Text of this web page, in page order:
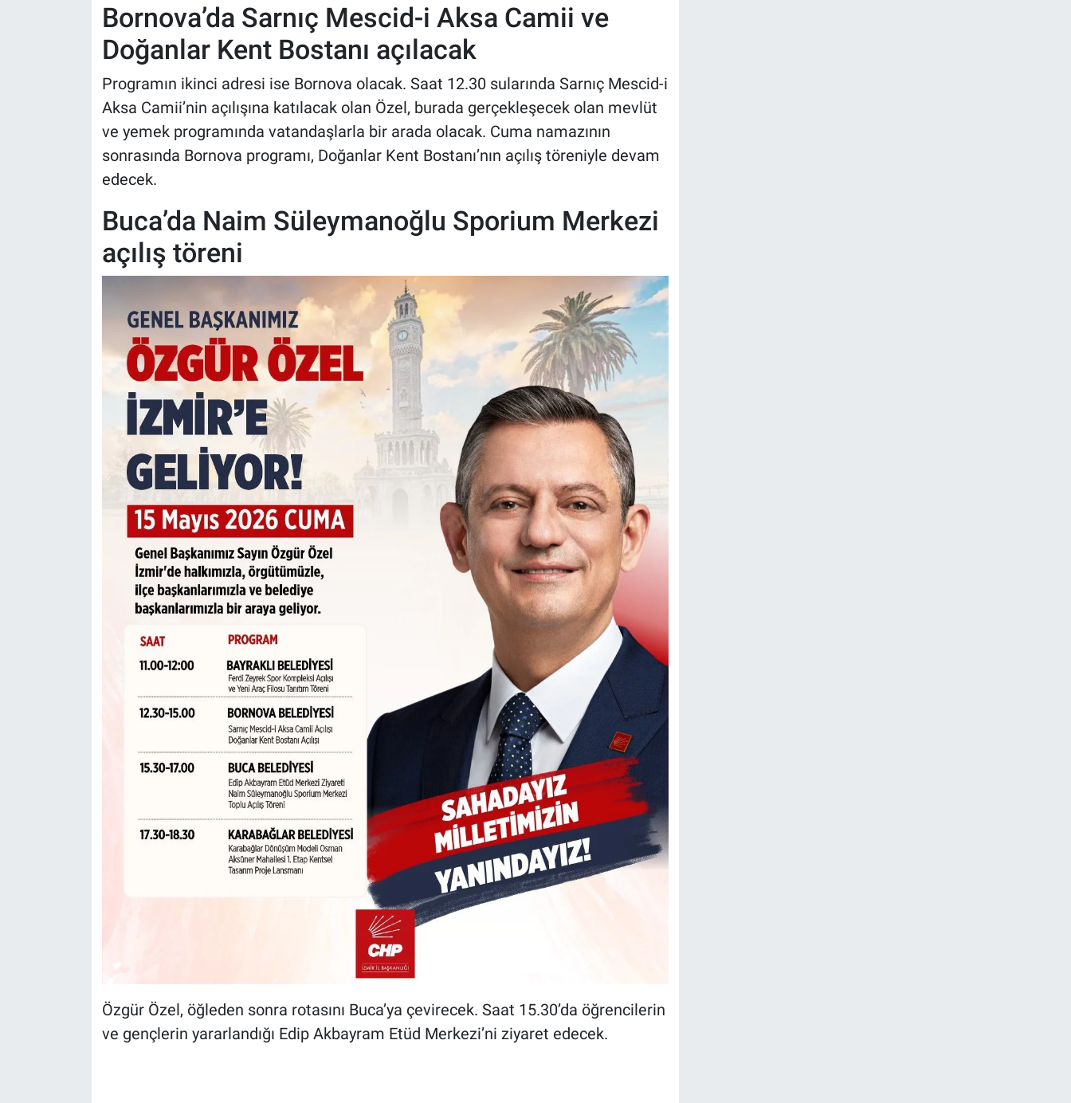
Bornova’da Sarnıç Mescid-i Aksa Camii ve
Doğanlar Kent Bostanı açılacak
Programın ikinci adresi ise Bornova olacak. Saat 12.30 sularında Sarnıç Mescid-i
Aksa Camii’nin açılışına katılacak olan Özel, burada gerçekleşecek olan mevlüt
ve yemek programında vatandaşlarla bir arada olacak. Cuma namazının
sonrasında Bornova programı, Doğanlar Kent Bostanı’nın açılış töreniyle devam
edecek.
Buca’da Naim Süleymanoğlu Sporium Merkezi
açılış töreni
Özgür Özel, öğleden sonra rotasını Buca’ya çevirecek. Saat 15.30’da öğrencilerin
ve gençlerin yararlandığı Edip Akbayram Etüd Merkezi’ni ziyaret edecek.